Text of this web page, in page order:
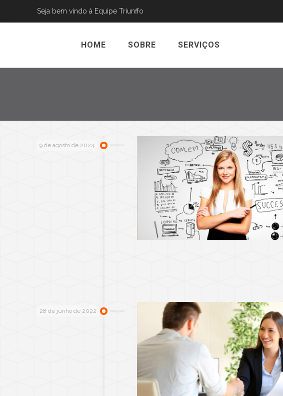
Seja bem vindo à Equipe Triunffo
HOME SOBRE SERVIÇOS
9 de agosto de 2024
28 de junho de 2022